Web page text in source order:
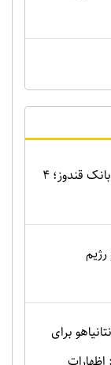
انفجار مرگبار در برابر کابل بانک قندوز؛ ۴
برای